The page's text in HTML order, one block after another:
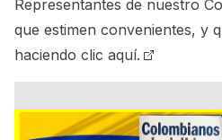
Representantes de nuestro
que estimen convenientes, y
haciendo clic aquí.